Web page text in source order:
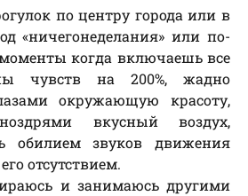
по центру города или в
«ничегонеделания» или по-
когда включаешь все
чувств на 200%, жадно
окружающую красоту,
вкусный воздух,
обилием звуков движения
отсутствием.
и занимаюсь другими